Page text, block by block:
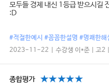
모두들 경제 내신 1등급 받으시길
:D
#적절한예시 #꼼꼼한설명 #명쾌한해
2023-11-22 | 수강생 이*준 | 고2
종합평가